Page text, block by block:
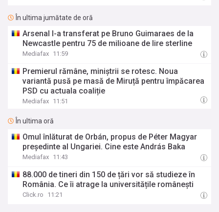
În ultima jumătate de oră
Arsenal l-a transferat pe Bruno Guimaraes de la
Newcastle pentru 75 de milioane de lire sterline
Mediafax 11:59
Premierul rămâne, miniștrii se rotesc. Noua
variantă pusă pe masă de Miruță pentru împăcarea
PSD cu actuala coaliție
Mediafax 11:51
În ultima oră
Omul înlăturat de Orbán, propus de Péter Magyar
președinte al Ungariei. Cine este András Baka
Mediafax 11:43
88.000 de tineri din 150 de țări vor să studieze în
România. Ce îi atrage la universitățile românești
Click.ro 11:21